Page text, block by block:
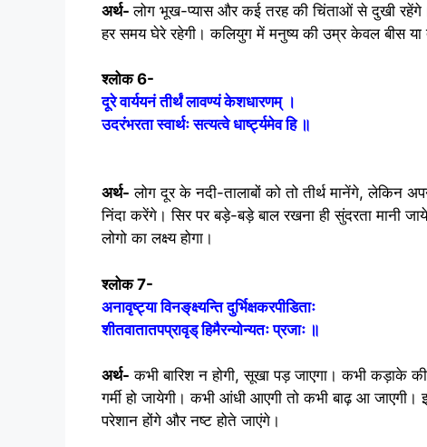
अर्थ-लोग भूख-प्यास और कई तरह की चिंताओं से दुखी रहेंगे।
हर समय घेरे रहेगी। कलियुग में मनुष्य की उम्र केवल बीस या
श्लोक 6-
दूरे वार्ययनं तीर्थं लावण्यं केशधारणम् ।
उदरंभरता स्वार्थः सत्यत्वे धार्ष्ट्यमेव हि ॥
अर्थ- लोग दूर के नदी-तालाबों को तो तीर्थ मानेंगे, लेकिन
निंदा करेंगे। सिर पर बड़े-बड़े बाल रखना ही सुंदरता मानी
लोगो का लक्ष्य होगा।
श्लोक 7-
अनावृष्ट्या विनङ्‌क्ष्यन्ति दुर्भिक्षकरपीडिताः
शीतवातातपप्रावृड् हिमैरन्योन्यतः प्रजाः ॥
अर्थ- कभी बारिश न होगी, सूखा पड़ जाएगा। कभी कड़ाके की
गर्मी हो जायेगी। कभी आंधी आएगी तो कभी बाढ़ आ जाएगी।
परेशान होंगे और नष्ट होते जाएंगे।